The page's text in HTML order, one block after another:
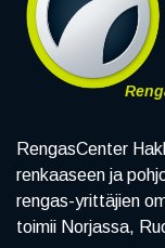
RengasCenter
renkaaseen ja
rengas-yrittäjien
toimii Norjassa,